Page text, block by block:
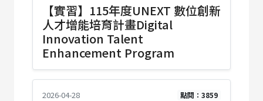
【實習】115年度UNEXT 數位創新
人才增能培育計畫Digital
Innovation Talent
Enhancement Program
2026-04-28 點閱：3859